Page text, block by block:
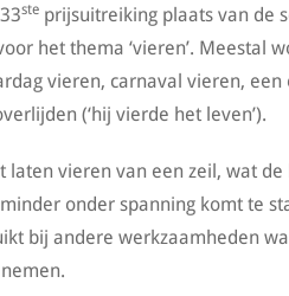
ste prijsuitreiking plaats van de
het thema ‘vieren’. Meestal
vieren, carnaval vieren, een
(‘hij vierde het leven’).
laten vieren van een zeil, wat
onder spanning komt te
bij andere werkzaamheden